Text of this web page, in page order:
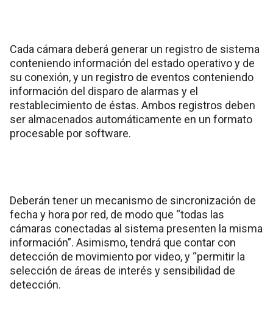
Cada cámara deberá generar un registro de sistema
conteniendo información del estado operativo y de
su conexión, y un registro de eventos conteniendo
información del disparo de alarmas y el
restablecimiento de éstas. Ambos registros deben
ser almacenados automáticamente en un formato
procesable por software.
Deberán tener un mecanismo de sincronización de
fecha y hora por red, de modo que “todas las
cámaras conectadas al sistema presenten la misma
información”. Asimismo, tendrá que contar con
detección de movimiento por video, y “permitir la
selección de áreas de interés y sensibilidad de
detección.